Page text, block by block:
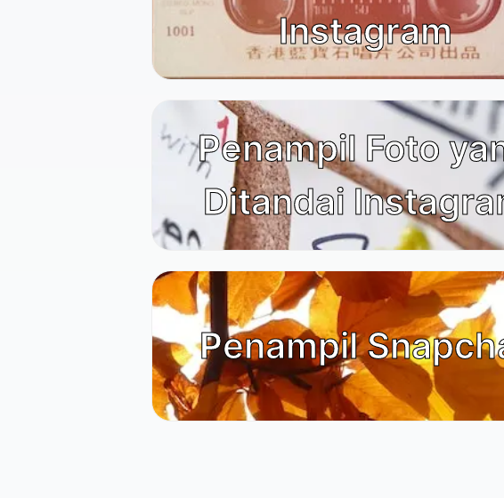
Instagram
Penampil Foto
Ditandai
Penampil